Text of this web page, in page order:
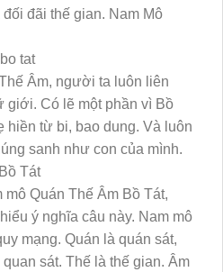
đãi thế gian. Nam Mô
Âm, người ta luôn liên
Có lẽ một phần vì Bồ
từ bi, bao dung. Và luôn
sanh như con của mình.
Tát
Quán Thế Âm Bồ Tát,
ý nghĩa câu này. Nam mô
mạng. Quán là quán sát,
sát. Thế là thế gian. Âm